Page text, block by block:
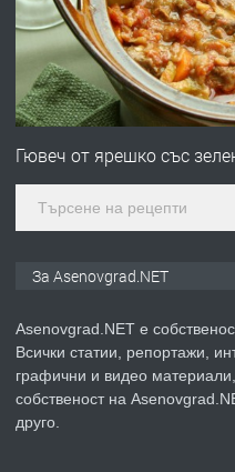
ПРЕДЛАГА
ПРЕДЛАГА
Давам
Гювеч от ярешко със
За Asenovgrad.NET
Asenovgrad.NET е
Всички статии, репортажи,
графични и видео
собственост на
друго.